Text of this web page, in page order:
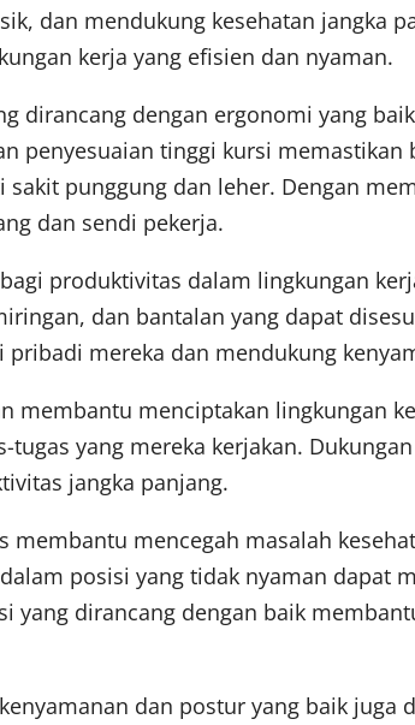
dan mendukung kesehatan jangka
kerja yang efisien dan nyaman.
dirancang dengan ergonomi yang
penyesuaian tinggi kursi
punggung dan leher. Dengan
dan sendi pekerja.
produktivitas dalam lingkungan
dan bantalan yang dapat
mereka dan mendukung
membantu menciptakan lingkungan
yang mereka kerjakan.
jangka panjang.
membantu mencegah masalah
posisi yang tidak nyaman dapat
yang dirancang dengan baik
dan postur yang baik juga